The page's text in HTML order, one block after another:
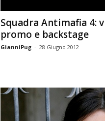
Squadra Antimafia 4:
promo e backstage
GianniPug - 28 Giugno 2012